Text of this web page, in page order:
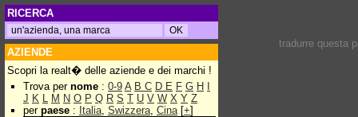
RICERCA
AZIENDE
Scopri la realt� delle aziende e dei marchi !
Trova per nome : 0-9 A B C D E F G H
J K L M N O P Q R S T U V W X Y Z
per paese : Italia, Swizzera, Cina[+]
tradurre questa